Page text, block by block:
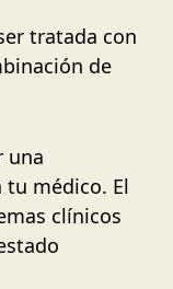
tratada con
de
una
médico. El
clínicos